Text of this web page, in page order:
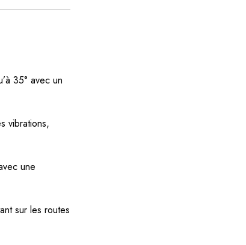
35° avec un
vibrations,
une
sur les routes